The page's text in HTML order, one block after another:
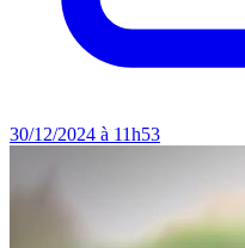
30/12/2024 à 11h53